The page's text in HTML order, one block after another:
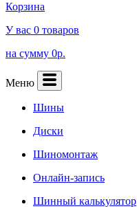
Корзина
У вас 0 товаров
на сумму 0р.
Меню
Шины
Диски
Шиномонтаж
Онлайн-запись
Шинный калькулятор